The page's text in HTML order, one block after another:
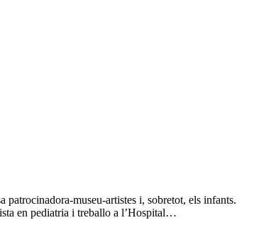
patrocinadora-museu-artistes i, sobretot, els infants.
en pediatria i treballo a l’Hospital…